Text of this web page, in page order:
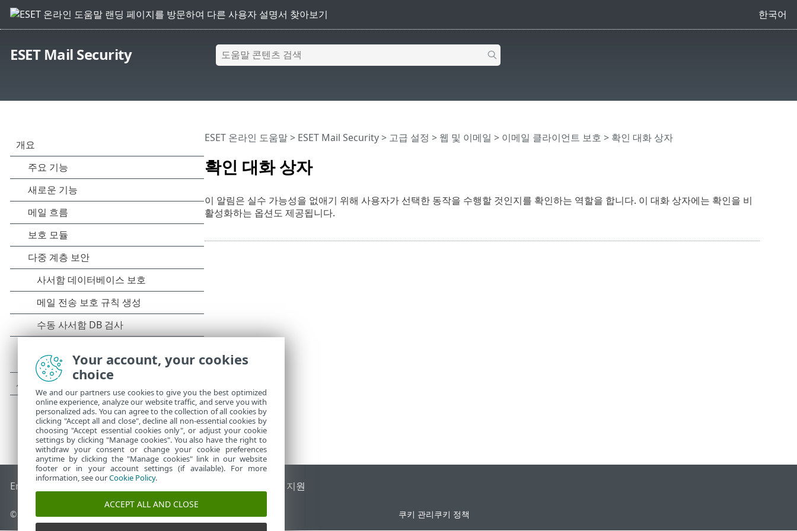
한국어
ESET Mail Security
확인 대화 상자
ESET 온라인 도움말> ESET Mail Security> 고급 설정 > 웹 및 이메일 > 이메일 클라이언트 보호 > 확인 대화 상자
이 알림은 실수 가능성을 없애기 위해 사용자가 선택한 동작을 수행할 것인지를 확인하는 역할을 합니다. 이 대화 상자에는 확인을 비
활성화하는 옵션도 제공됩니다.
End of Life ESET 지식 베이스 ESET 포럼 국가별 지원
© 1992-2026ESET, spol. s r.o. - All rights reserved. 쿠키 관리쿠키 정책
Your account, your cookies
choice
We and our partners use cookies to give you the best optimized
online experience, analyze our website traffic, and serve you with
personalized ads. You can agree to the collection of all cookies by
clicking "Accept all and close", decline all non-essential cookies by
choosing "Accept essential cookies only", or adjust your cookie
settings by clicking "Manage cookies". You also have the right to
withdraw your consent or change your cookie preferences
anytime by clicking the "Manage cookies" link in our website
footer or in your account settings (if available). For more
information, see ourCookie Policy.
ACCEPT ALL AND CLOSE